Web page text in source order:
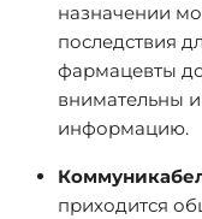
назначении
последствия
фармацевты
внимательны
информацию.
приходится